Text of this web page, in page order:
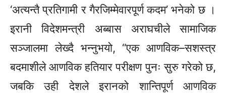
‘अत्यन्तै प्रतिगामी र गैरजिम्मेवारपूर्ण कदम’ भनेको छ ।
इरानी विदेशमन्त्री अब्बास अराघचीले सामाजिक
सञ्जालमा लेख्दै भन्नुभयो, “एक आणविक–सशस्त्र
बदमाशीले आणविक हतियार परीक्षण पुनः सुरु गरेको छ,
जबकि उही देशले इरानको शान्तिपूर्ण आणविक